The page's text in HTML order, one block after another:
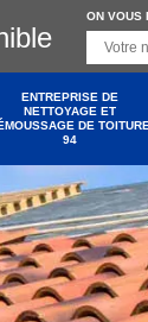
ON VOUS
ENTREPRISE DE
NETTOYAGE ET
DE
94